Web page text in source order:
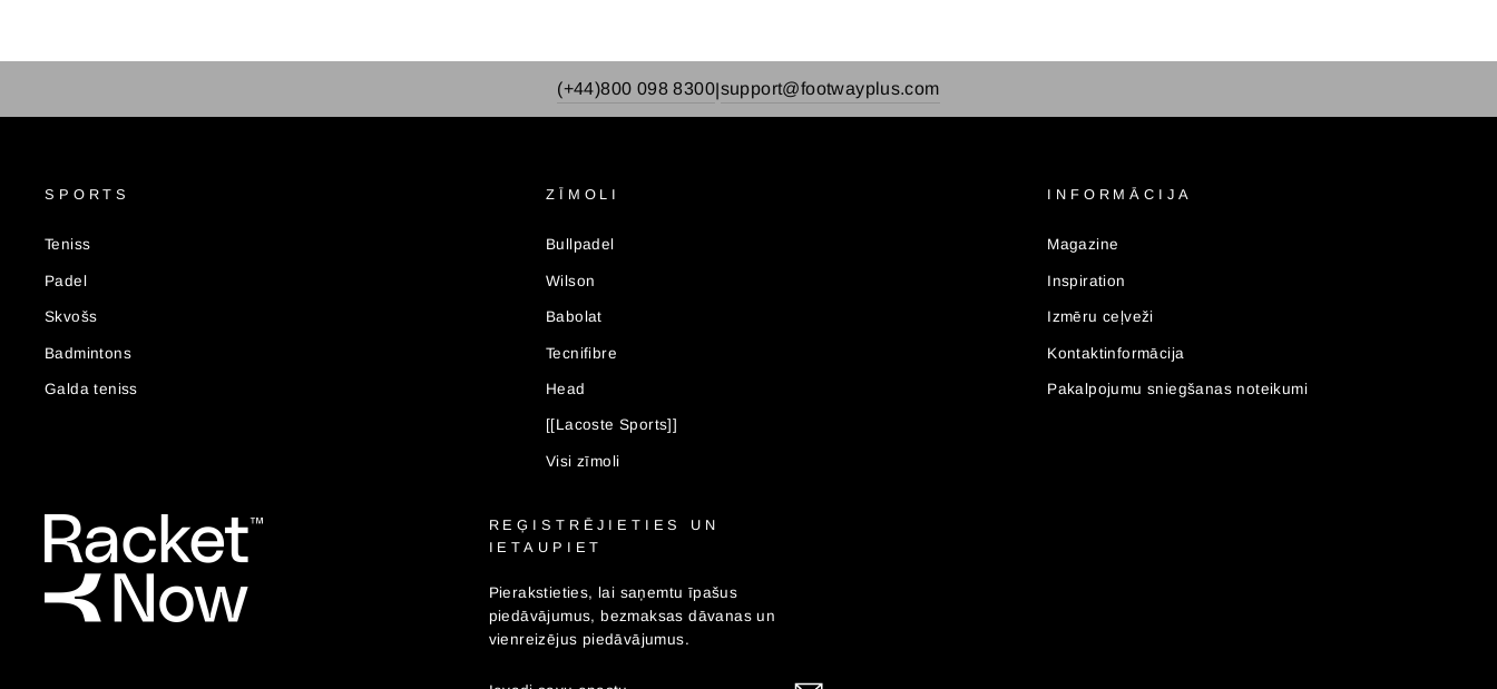
(+44)800 098 8300|support@footwayplus.com
SPORTS
Teniss
Padel
Skvošs
Badmintons
Galda teniss
ZĪMOLI
Bullpadel
Wilson
Babolat
Tecnifibre
Head
[[Lacoste Sports]]
Visi zīmoli
INFORMĀCIJA
Magazine
Inspiration
Izmēru ceļveži
Kontaktinformācija
Pakalpojumu sniegšanas noteikumi
REĢISTRĒJIETIES UN
IETAUPIET
Pierakstieties, lai saņemtu īpašus
piedāvājumus, bezmaksas dāvanas un
vienreizējus piedāvājumus.